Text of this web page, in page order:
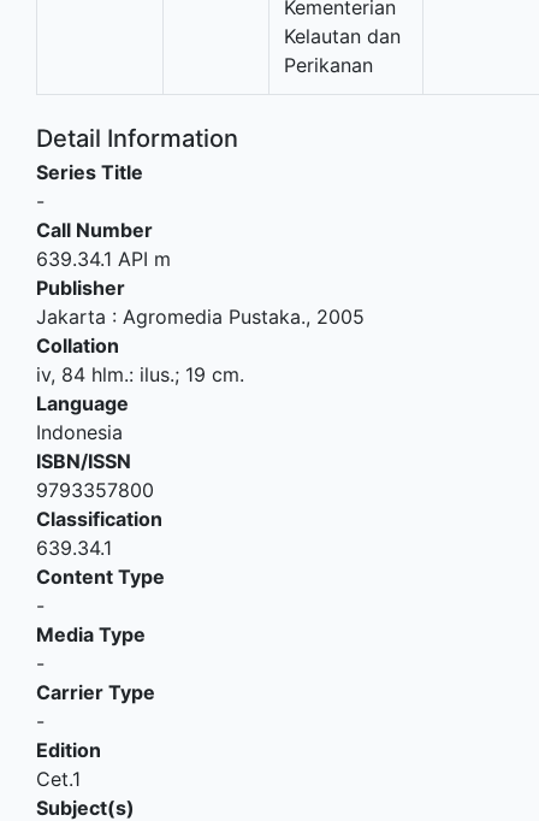
Kementerian
Kelautan dan
Perikanan
Detail Information
Series Title
-
Call Number
639.34.1 API m
Publisher
Jakarta : Agromedia Pustaka., 2005
Collation
iv, 84 hlm.: ilus.; 19 cm.
Language
Indonesia
ISBN/ISSN
9793357800
Classification
639.34.1
Content Type
-
Media Type
-
Carrier Type
-
Edition
Cet.1
Subject(s)